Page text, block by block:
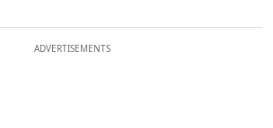
ADVERTISEMENTS